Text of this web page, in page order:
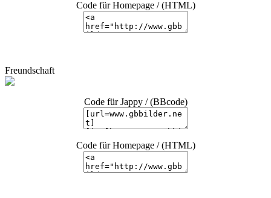
Code für Homepage / (HTML)
Freundschaft
Code für Jappy / (BBcode)
Code für Homepage / (HTML)